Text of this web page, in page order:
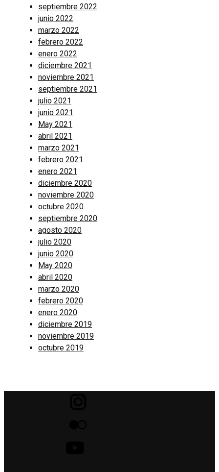
septiembre 2022
junio 2022
marzo 2022
febrero 2022
enero 2022
diciembre 2021
noviembre 2021
septiembre 2021
julio 2021
junio 2021
May 2021
abril 2021
marzo 2021
febrero 2021
enero 2021
diciembre 2020
noviembre 2020
octubre 2020
septiembre 2020
agosto 2020
julio 2020
junio 2020
May 2020
abril 2020
marzo 2020
febrero 2020
enero 2020
diciembre 2019
noviembre 2019
octubre 2019